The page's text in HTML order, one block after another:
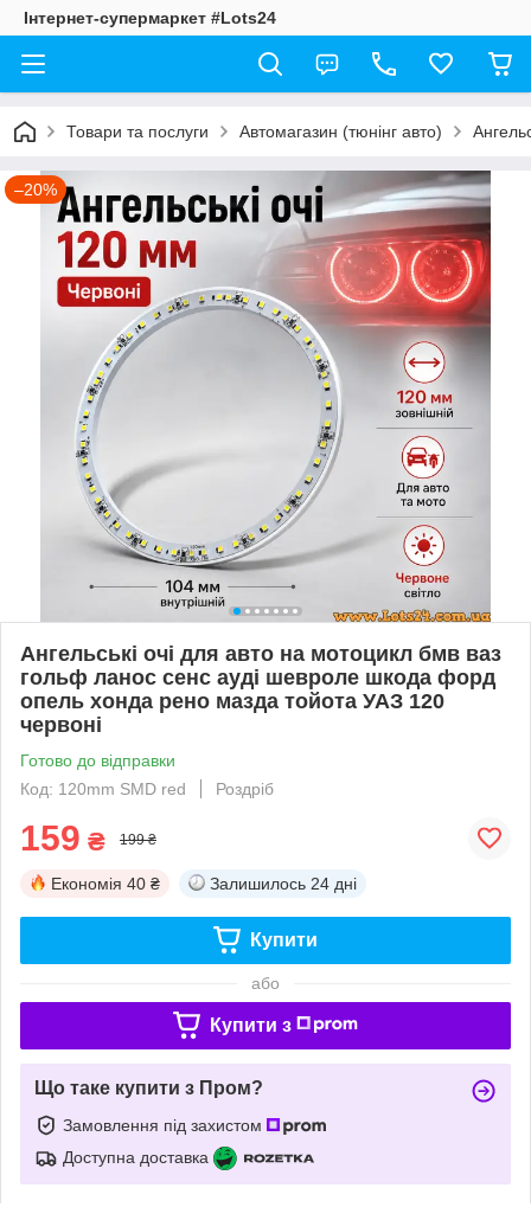
Інтернет-супермаркет #Lots24
Товари та послуги Автомагазин (тюнінг авто)
–20%
Ангельські очі для авто на мотоцикл бмв ваз
гольф ланос сенс ауді шевроле шкода форд
опель хонда рено мазда тойота УАЗ 120
червоні
Готово до відправки
Код: 120mm SMD red
Роздріб
159 ₴ 199 ₴
Економія 40 ₴ Залишилось 24 дні
Купити
або
Купити з
Що таке купити з Пром?
Замовлення під захистом
Доступна доставка